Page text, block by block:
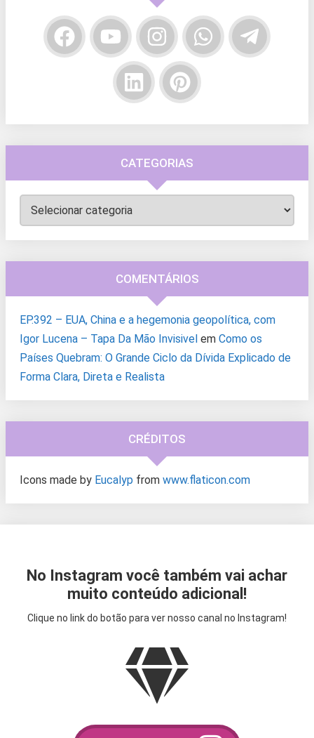
CATEGORIAS
Categorias
COMENTÁRIOS
EP.392 – EUA, China e a hegemonia geopolítica, com
Igor Lucena – Tapa Da Mão Invisivel em Como os
Países Quebram: O Grande Ciclo da Dívida Explicado de
Forma Clara, Direta e Realista
CRÉDITOS
Icons made by Eucalyp from www.flaticon.com
No Instagram você também vai achar
muito conteúdo adicional!
Clique no link do botão para ver nosso canal no Instagram!